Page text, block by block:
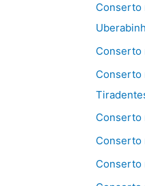
Conserto
Conserto
Conserto
Conserto
Conserto
Conserto